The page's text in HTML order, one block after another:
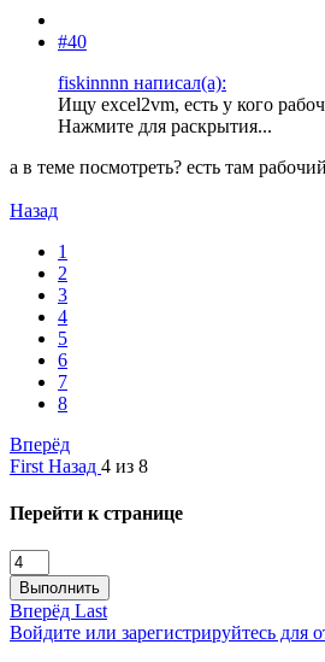
#40
fiskinnnn написал(а):
Ищу excel2vm, есть у кого
Нажмите для раскрытия...
а в теме посмотреть? есть там рабочий
Назад
1
2
3
4
5
6
7
8
Вперёд
First Назад 4 из 8
Перейти к странице
Выполнить
Вперёд Last
Войдите или зарегистрируйтесь для